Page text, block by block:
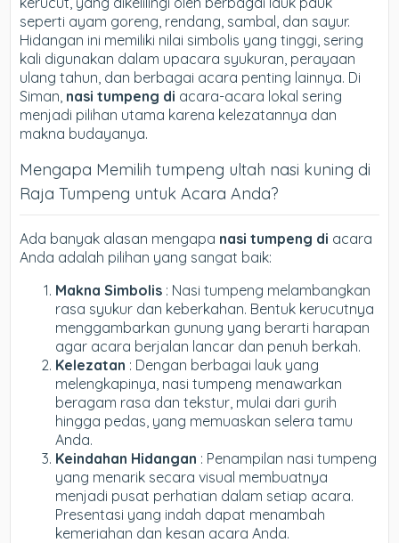
seperti ayam goreng, rendang, sambal, dan sayur.
Hidangan ini memiliki nilai simbolis yang tinggi, sering
kali digunakan dalam upacara syukuran, perayaan
ulang tahun, dan berbagai acara penting lainnya. Di
Siman, nasi tumpeng di acara-acara lokal sering
menjadi pilihan utama karena kelezatannya dan
makna budayanya.
Mengapa Memilih tumpeng ultah nasi kuning di
Raja Tumpeng untuk Acara Anda?
Ada banyak alasan mengapa nasi tumpeng di acara
Anda adalah pilihan yang sangat baik:
Makna Simbolis : Nasi tumpeng melambangkan
rasa syukur dan keberkahan. Bentuk kerucutnya
menggambarkan gunung yang berarti harapan
agar acara berjalan lancar dan penuh berkah.
Kelezatan : Dengan berbagai lauk yang
melengkapinya, nasi tumpeng menawarkan
beragam rasa dan tekstur, mulai dari gurih
hingga pedas, yang memuaskan selera tamu
Anda.
Keindahan Hidangan : Penampilan nasi tumpeng
yang menarik secara visual membuatnya
menjadi pusat perhatian dalam setiap acara.
Presentasi yang indah dapat menambah
kemeriahan dan kesan acara Anda.